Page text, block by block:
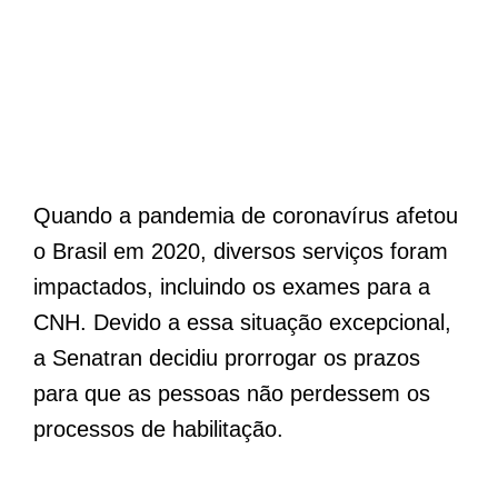
Quando a pandemia de coronavírus afetou
o Brasil em 2020, diversos serviços foram
impactados, incluindo os exames para a
CNH. Devido a essa situação excepcional,
a Senatran decidiu prorrogar os prazos
para que as pessoas não perdessem os
processos de habilitação.